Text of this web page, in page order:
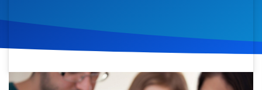
Studienzentrum